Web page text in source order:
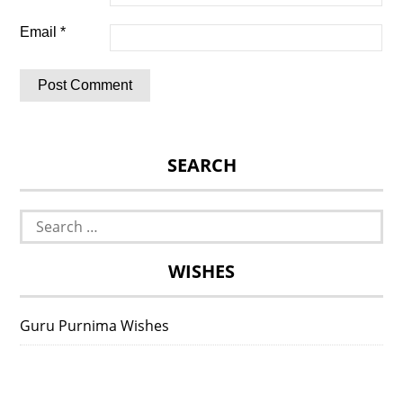
Email*
SEARCH
Search
for:
WISHES
Guru Purnima Wishes